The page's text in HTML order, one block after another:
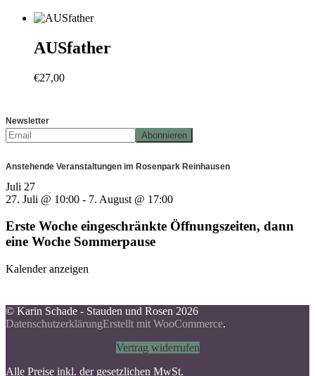
AUSfather
€27,00
Newsletter
Anstehende Veranstaltungen im Rosenpark Reinhausen
Juli 27
27. Juli @ 10:00 - 7. August @ 17:00
Erste Woche eingeschränkte Öffnungszeiten, dann
eine Woche Sommerpause
Kalender anzeigen
© Karin Schade - Stauden und Rosen 2026
DatenschutzerklärungErstellt mit WooCommerce.
Vertrag widerrufen
Alle Preise inkl. der gesetzlichen MwSt.